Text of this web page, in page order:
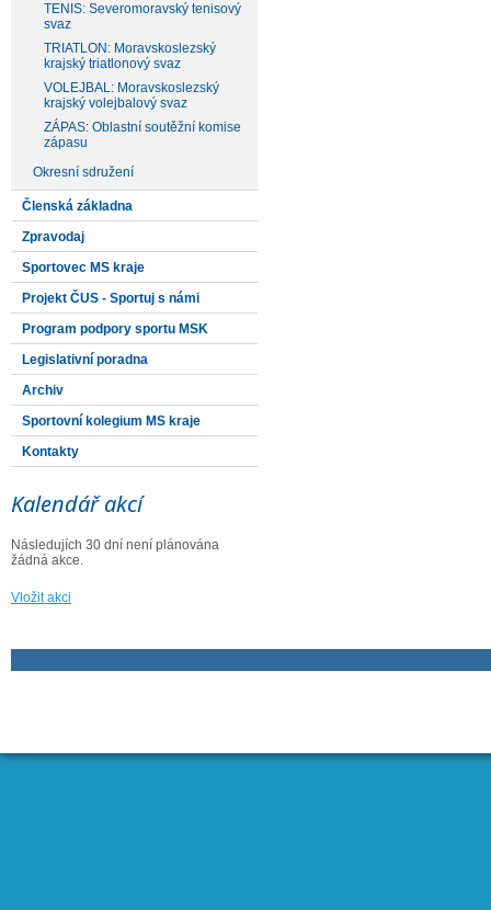
TENIS: Severomoravský tenisový
svaz
TRIATLON: Moravskoslezský
krajský triatlonový svaz
VOLEJBAL: Moravskoslezský
krajský volejbalový svaz
ZÁPAS: Oblastní soutěžní komise
zápasu
Okresní sdružení
Členská základna
Zpravodaj
Sportovec MS kraje
Projekt ČUS - Sportuj s námi
Program podpory sportu MSK
Legislativní poradna
Archiv
Sportovní kolegium MS kraje
Kontakty
Kalendář akcí
Následujích 30 dní není plánována
žádná akce.
Vložit akci